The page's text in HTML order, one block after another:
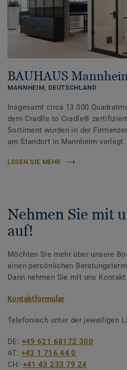
BAUHAUS
MANNHEIM, DEUTSCHLAND
Insgesamt circa 13.000
dem Cradlle to Cradle®
Sortiment wurden in der
am Standort in Mannheim verlegt.
LESEN SIE MEHR
Nehmen Sie mit
auf!
Möchten Sie mehr über unsere
einen persönlichen
Dann nehmen Sie mit uns
Kontaktformular
Telefonisch unter der jeweiligen
DE: +49 621 68172 300
AT: +43 1 716 44 0
CH: +41 43 233 79 24